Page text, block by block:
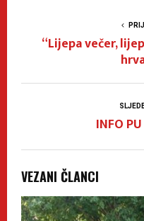
“Lijepa večer,
INFO
VEZANI ČLANCI